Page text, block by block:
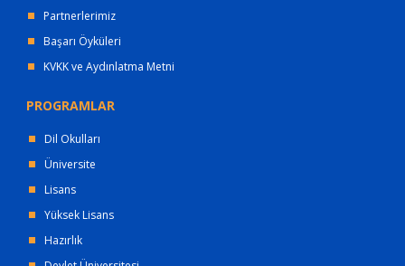
Partnerlerimiz
Başarı Öyküleri
KVKK ve Aydınlatma Metni
PROGRAMLAR
Dil Okulları
Üniversite
Lisans
Yüksek Lisans
Hazırlık